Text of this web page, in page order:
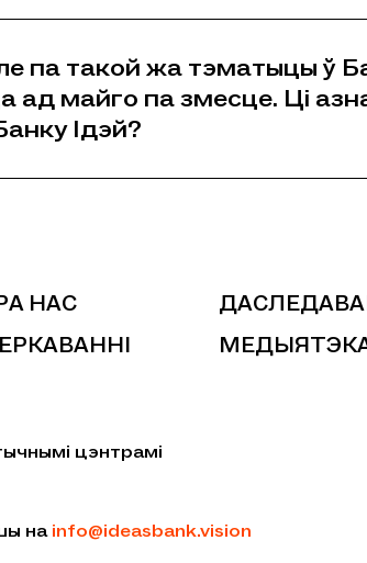
па такой жа тэматыцы ў
ад майго па змесце. Ці
Iдэй?
НАС
цэнтрамі
на info@ideasbank.vision